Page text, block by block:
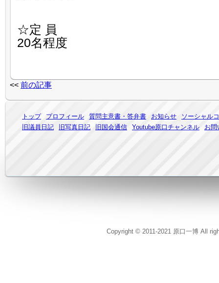
☆定 員
20名程度
<< 前の記事
トップ プロフィール 質問主意書・答弁書 お知らせ
ソーシャル
旧議員日記
旧写真日記 旧国会通信 Youtube原口チャンネル お問
Copyright © 2011-2021 原口一博 All